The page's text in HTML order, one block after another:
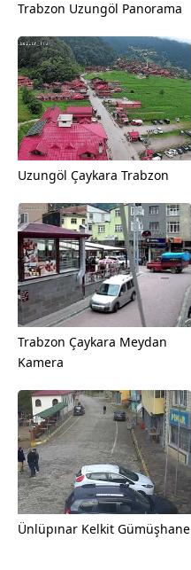
Trabzon Uzungöl Panorama
Uzungöl Çaykara Trabzon
Trabzon Çaykara Meydan
Kamera
Ünlüpınar Kelkit Gümüşhane